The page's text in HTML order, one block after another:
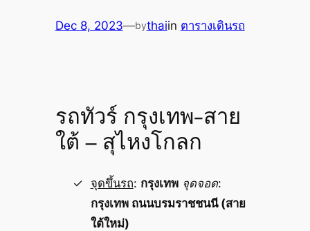
Dec 8, 2023—bythaiin ตารางเดินรถ
รถทัวร์ กรุงเทพ-สาย
ใต้ – สุไหงโกลก
จุดขึ้นรถ: กรุงเทพ จุดจอด:
กรุงเทพ ถนนบรมราชชนนี (สาย
ใต้ใหม่)